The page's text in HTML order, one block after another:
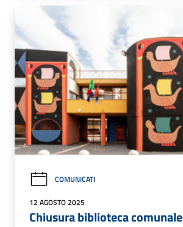
COMUNICATI
12 AGOSTO 2025
Chiusura biblioteca comunale